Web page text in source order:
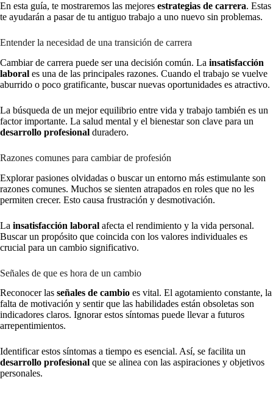
En esta guía, te mostraremos las mejores estrategias de carrera. Estas
te ayudarán a pasar de tu antiguo trabajo a uno nuevo sin problemas.
Entender la necesidad de una transición de carrera
Cambiar de carrera puede ser una decisión común. La insatisfacción
laboral es una de las principales razones. Cuando el trabajo se vuelve
aburrido o poco gratificante, buscar nuevas oportunidades es atractivo.
La búsqueda de un mejor equilibrio entre vida y trabajo también es un
factor importante. La salud mental y el bienestar son clave para un
desarrollo profesional duradero.
Razones comunes para cambiar de profesión
Explorar pasiones olvidadas o buscar un entorno más estimulante son
razones comunes. Muchos se sienten atrapados en roles que no les
permiten crecer. Esto causa frustración y desmotivación.
La insatisfacción laboral afecta el rendimiento y la vida personal.
Buscar un propósito que coincida con los valores individuales es
crucial para un cambio significativo.
Señales de que es hora de un cambio
Reconocer las señales de cambio es vital. El agotamiento constante, la
falta de motivación y sentir que las habilidades están obsoletas son
indicadores claros. Ignorar estos síntomas puede llevar a futuros
arrepentimientos.
Identificar estos síntomas a tiempo es esencial. Así, se facilita un
desarrollo profesional que se alinea con las aspiraciones y objetivos
personales.